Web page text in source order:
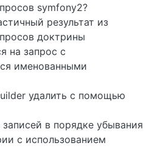
symfony2?
результат из
доктрины
на запрос с
именованными
удалить с помощью
в порядке убывания
с использованием